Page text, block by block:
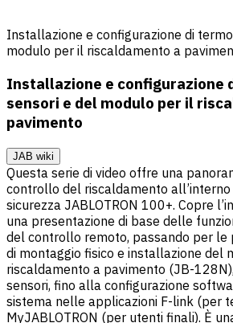
Installazione e configurazione di
modulo per il riscaldamento a
Installazione e configurazione
sensori e del modulo per il
pavimento
JAB wiki
Questa serie di video offre una
controllo del riscaldamento
sicurezza JABLOTRON 100+. Copre
una presentazione di base delle
del controllo remoto, passando per le
di montaggio fisico e installazione del
riscaldamento a pavimento (JB-
sensori, fino alla configurazione
sistema nelle applicazioni F-link (per
MyJABLOTRON (per utenti finali). È